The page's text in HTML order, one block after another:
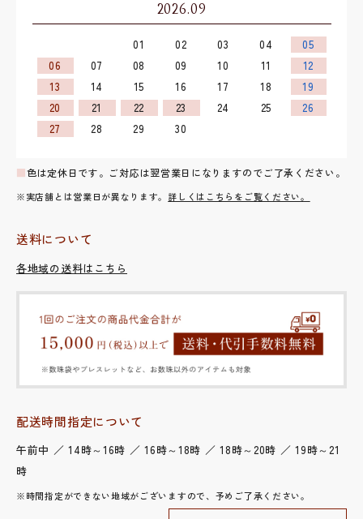
2026.09
01 02 03 04
05
06
07 08 09 10 11
12
13
14 15 16 17 18
19
20
21 22 23 24 25
26
27
28 29 30
■色は定休日です。ご対応は翌営業日になりますのでご了承ください。
※実店舗とは営業日が異なります。 詳しくはこちらをご覧ください。
送料について
各地域の送料はこちら
配送時間指定について
午前中 ／ 14時～16時 ／ 16時～18時 ／ 18時～20時 ／ 19時～21
時
※時間指定ができない地域がございますので、予めご了承ください。